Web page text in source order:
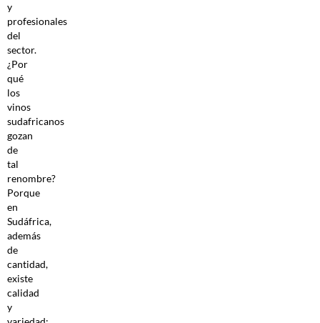
y
profesionales
del
sector.
¿Por
qué
los
vinos
sudafricanos
gozan
de
tal
renombre?
Porque
en
Sudáfrica,
además
de
cantidad,
existe
calidad
y